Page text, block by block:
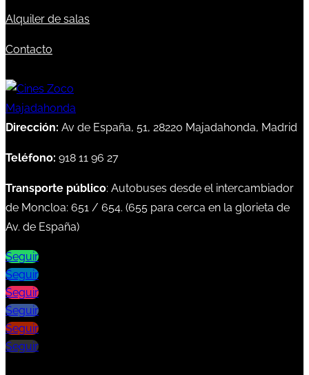
Alquiler de salas
Contacto
Dirección: Av de España, 51, 28220 Majadahonda, Madrid
Teléfono: 918 11 96 27
Transporte público: Autobuses desde el intercambiador
de Moncloa: 651 / 654. (655 para cerca en la glorieta de
Av. de España)
Seguir
Seguir
Seguir
Seguir
Seguir
Seguir